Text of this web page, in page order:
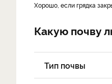
Хорошо, если грядка
Какую почву
Тип почвы